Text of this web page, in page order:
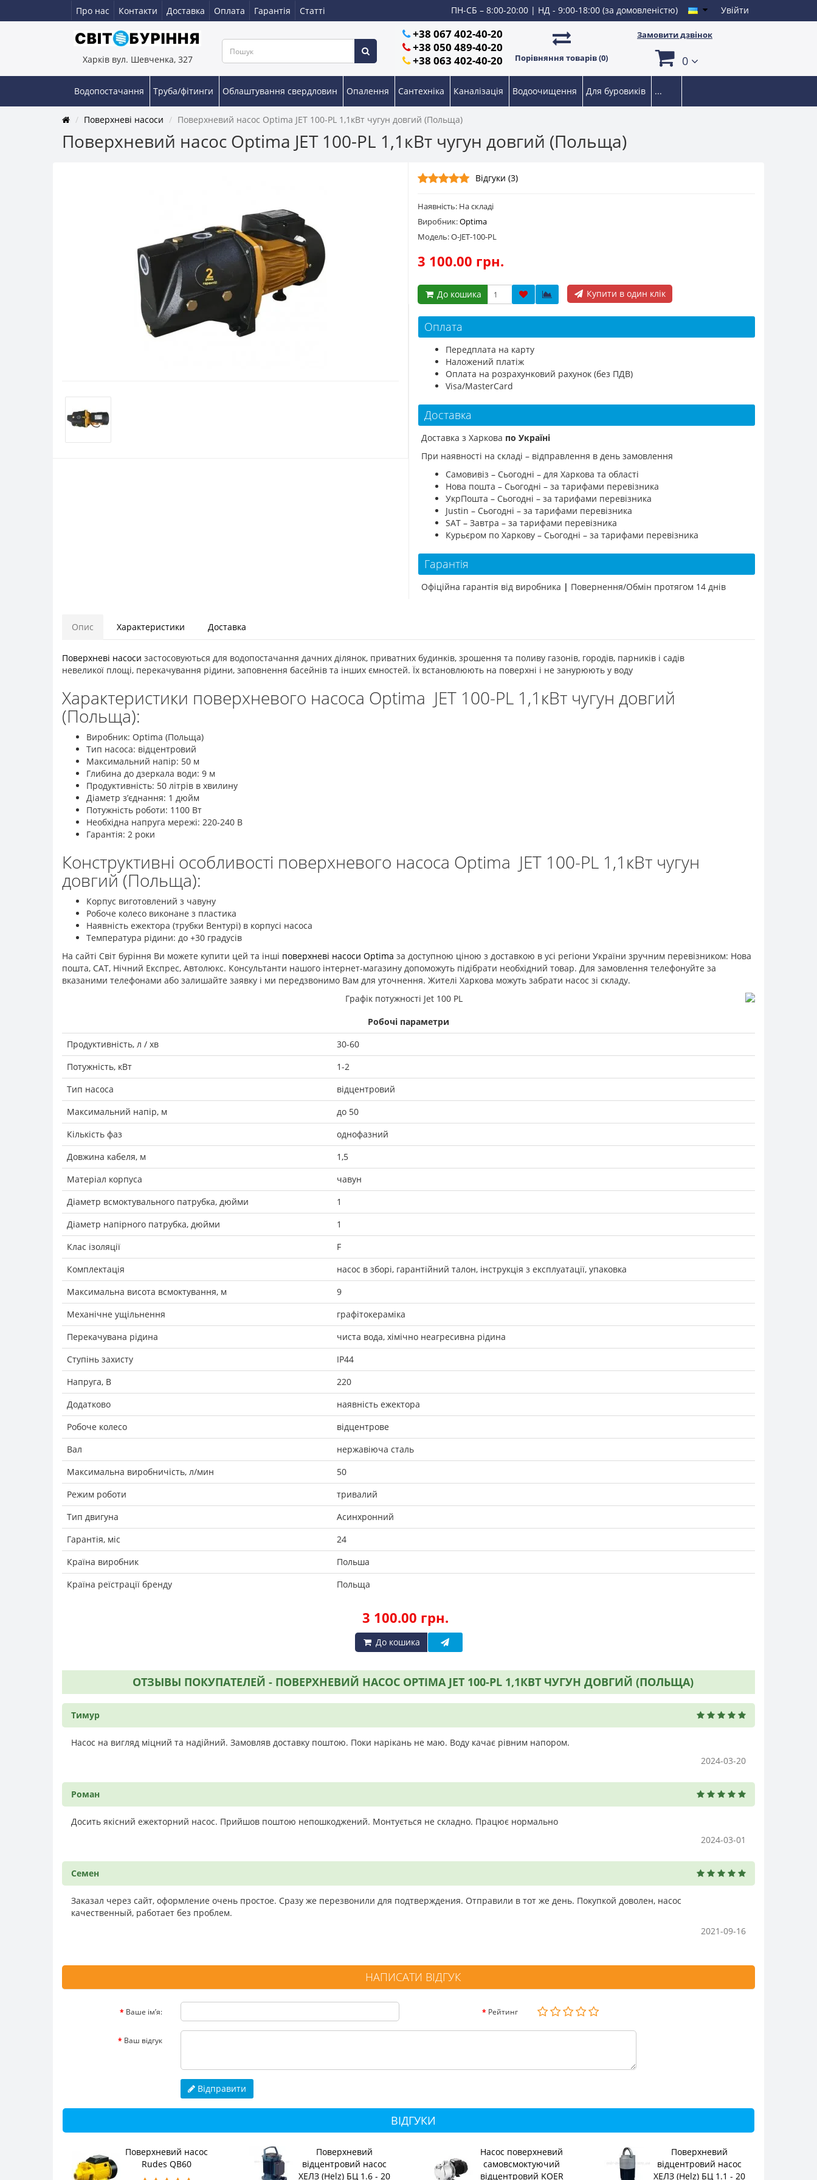
Про нас Контакти Доставка Оплата Гарантія Статті ПН-СБ – 8:00-20:00 | НД - 9:00-18:00 (за домовленістю) Увійти
Харків вул. Шевченка, 327
+38 067 402-40-20
+38 050 489-40-20
+38 063 402-40-20
Порівняння товарів (0)
Замовити дзвінок
0
Водопостачання Труба/фітинги Облаштування свердловин Опалення Сантехніка Каналізація Водоочищення Для буровиків ...
Поверхневі насоси Поверхневий насос Optima JET 100-PL 1,1кВт чугун довгий (Польща)
Поверхневий насос Optima JET 100-PL 1,1кВт чугун довгий (Польща)
Відгуки (3)
Наявність: На складі
Виробник:Optima
Модель: O-JET-100-PL
3 100.00 грн.
До кошика Купити в один клік
Оплата
Передплата на карту
Наложений платіж
Оплата на розрахунковий рахунок (без ПДВ)
Visa/MasterCard
Доставка
Доставка з Харкова по Україні
При наявності на складі – відправлення в день замовлення
Самовивіз – Сьогодні – для Харкова та області
Нова пошта – Сьогодні – за тарифами перевізника
УкрПошта – Сьогодні – за тарифами перевізника
Justin – Сьогодні – за тарифами перевізника
SAT – Завтра – за тарифами перевізника
Курьєром по Харкову – Сьогодні – за тарифами перевізника
Гарантія
Офіційна гарантія від виробника | Повернення/Обмін протягом 14 днів
Опис Характеристики Доставка
Поверхневі насоси застосовуються для водопостачання дачних ділянок, приватних будинків, зрошення та поливу газонів, городів, парників і садів
невеликої площі, перекачування рідини, заповнення басейнів та інших ємностей. Їх встановлюють на поверхні і не занурюють у воду
Характеристики поверхневого насоса Optima JET 100-PL 1,1кВт чугун довгий
(Польща):
Виробник: Optima (Польща)
Тип насоса: відцентровий
Максимальний напір: 50 м
Глибина до дзеркала води: 9 м
Продуктивність: 50 літрів в хвилину
Діаметр з’єднання: 1 дюйм
Потужність роботи: 1100 Вт
Необхідна напруга мережі: 220-240 В
Гарантія: 2 роки
Конструктивні особливості поверхневого насоса Optima JET 100-PL 1,1кВт чугун
довгий (Польща):
Корпус виготовлений з чавуну
Робоче колесо виконане з пластика
Наявність ежектора (трубки Вентурі) в корпусі насоса
Температура рідини: до +30 градусів
На сайті Світ буріння Ви можете купити цей та інші поверхневі насоси Optima за доступною ціною з доставкою в усі регіони України зручним перевізником: Нова
пошта, САТ, Нічний Експрес, Автолюкс. Консультанти нашого інтернет-магазину допоможуть підібрати необхідний товар. Для замовлення телефонуйте за
вказаними телефонами або залишайте заявку і ми передзвонимо Вам для уточнення. Жителі Харкова можуть забрати насос зі складу.
Робочі параметри
Продуктивність, л / хв
30-60
Потужність, кВт
1-2
Тип насоса
відцентровий
Максимальний напір, м
до 50
Кількість фаз
однофазний
Довжина кабеля, м
1,5
Матеріал корпуса
чавун
Діаметр всмоктувального патрубка, дюйми
1
Діаметр напірного патрубка, дюйми
1
Клас ізоляції
F
Комплектація
насос в зборі, гарантійний талон, інструкція з експлуатації, упаковка
Максимальна висота всмоктування, м
9
Механічне ущільнення
графітокераміка
Перекачувана рідина
чиста вода, хімічно неагресивна рідина
Ступінь захисту
IP44
Напруга, В
220
Додатково
наявність ежектора
Робоче колесо
відцентрове
Вал
нержавіюча сталь
Максимальна виробничість, л/мин
50
Режим роботи
тривалий
Тип двигуна
Асинхронний
Гарантія, міс
24
Країна виробник
Польша
Країна реїстрації бренду
Польща
3 100.00 грн.
До кошика
ОТЗЫВЫ ПОКУПАТЕЛЕЙ - ПОВЕРХНЕВИЙ НАСОС OPTIMA JET 100-PL 1,1КВТ ЧУГУН ДОВГИЙ (ПОЛЬЩА)
Тимур
Насос на вигляд міцний та надійний. Замовляв доставку поштою. Поки нарікань не маю. Воду качає рівним напором.
2024-03-20
Роман
Досить якісний ежекторний насос. Прийшов поштою непошкоджений. Монтується не складно. Працює нормально
2024-03-01
Семен
Заказал через сайт, оформление очень простое. Сразу же перезвонили для подтверждения. Отправили в тот же день. Покупкой доволен, насос
качественный, работает без проблем.
2021-09-16
НАПИСАТИ ВІДГУК
Ваше ім’я: Рейтинг
Ваш відгук
Відправити
ВІДГУКИ
Поверхневий насос
Rudes QB60
Поверхневий
відцентровий насос
ХЕЛЗ (Helz) БЦ 1.6 - 20
Насос поверхневий
самовсмоктуючий
відцентровий KOER
Поверхневий
відцентровий насос
ХЕЛЗ (Helz) БЦ 1.1 - 20